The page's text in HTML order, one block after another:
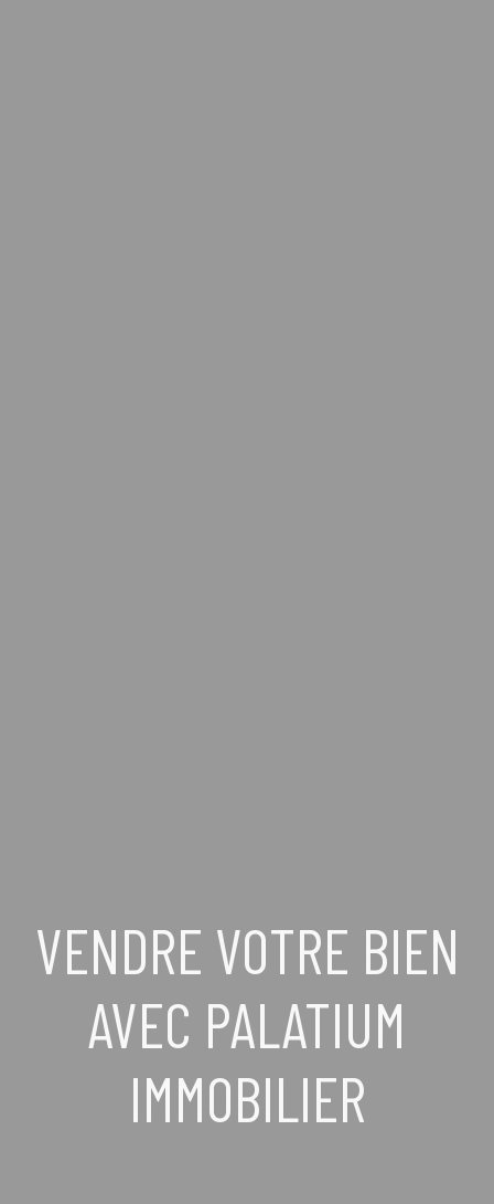
VENDRE VOTRE BIEN
AVEC PALATIUM
IMMOBILIER